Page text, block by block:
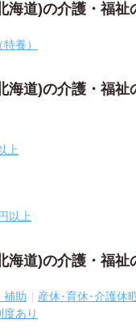
海道)の介護・福
養）
海道)の介護・福祉
上
以上
海道)の介護・福
補助 産休･育休･介護休
度あり